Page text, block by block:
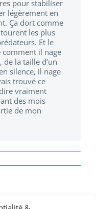
pour stabiliser
légèrement en
Ça dort comme
les plus
Et le
il nage
la taille d’un
silence, il nage
trouvé ce
vraiment
des mois
de mon